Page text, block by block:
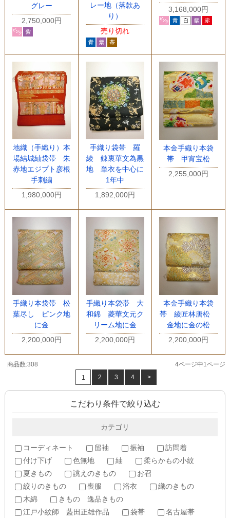
グレー
2,750,000円
レー地（落款あ
り）
売り切れ
3,168,000円
地織（手織り）本
場結城紬袋帯 朱
赤地エジプト彦根
手刺繍
1,980,000円
手織り袋帯 羅
綾 錬裏華文為黒
地 単衣を中心に
1年中
1,892,000円
本金手織り本袋
帯 甲宵宝松
2,255,000円
手織り本袋帯 松
葉尽し ピンク地
に金
2,200,000円
手織り本袋帯 大
和錦 菱華文元ク
リーム地に金
2,200,000円
本金手織り本袋
帯 綾匠林唐松
金地に金の松
2,200,000円
商品数:308
4ページ中1ページ
1
2 3 4 >
こだわり条件で絞り込む
カテゴリ
コーディネート 留袖 振袖
訪問着
付け下げ
色無地 紬
柔らかもの小紋
夏きもの
誂えのきもの
お召
絞りのきもの
喪服 浴衣
織のきもの
木綿
きもの 逸品きもの
江戸小紋師 藍田正雄作品
袋帯 名古屋帯